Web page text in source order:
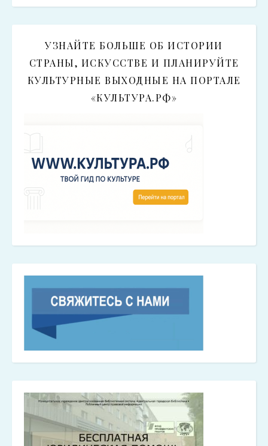
УЗНАЙТЕ БОЛЬШЕ ОБ ИСТОРИИ
СТРАНЫ, ИСКУССТВЕ И ПЛАНИРУЙТЕ
КУЛЬТУРНЫЕ ВЫХОДНЫЕ НА ПОРТАЛЕ
«КУЛЬТУРА.РФ»